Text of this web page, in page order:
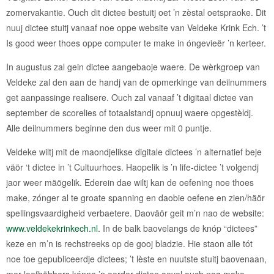
zomervakantie. Ouch dit dictee bestuitj oet ’n zèstal oetspraoke. Dit
nuuj dictee stuitj vanaaf noe oppe website van Veldeke Krink Ech. ’t
Is good weer thoes oppe computer te make in óngevieër ’n kerteer.
In augustus zal gein dictee aangebaoje waere. De wèrkgroep van
Veldeke zal den aan de handj van de opmerkinge van deilnummers
get aanpassinge realisere. Ouch zal vanaaf ’t digitaal dictee van
september de scorelies of totaalstandj opnuuj waere opgestèldj.
Alle deilnummers beginne den dus weer mit 0 puntje.
Veldeke wiltj mit de maondjelikse digitale dictees ’n alternatief beje
väör ‘t dictee in ’t Cultuurhoes. Haopelik is ’n life-dictee ’t volgendj
jaor weer mäögelik. Ederein dae wiltj kan de oefening noe thoes
make, zónger al te groate spanning en daobie oefene en zien/häör
spellingsvaardigheid verbaetere. Daoväör geit m’n nao de website:
www.veldekekrinkech.nl. In de balk baovelangs de knóp “dictees”
keze en m’n is rechstreeks op de gooj bladzie. Hie staon alle tót
noe toe gepubliceerdje dictees; ’t lèste en nuutste stuitj baovenaan,